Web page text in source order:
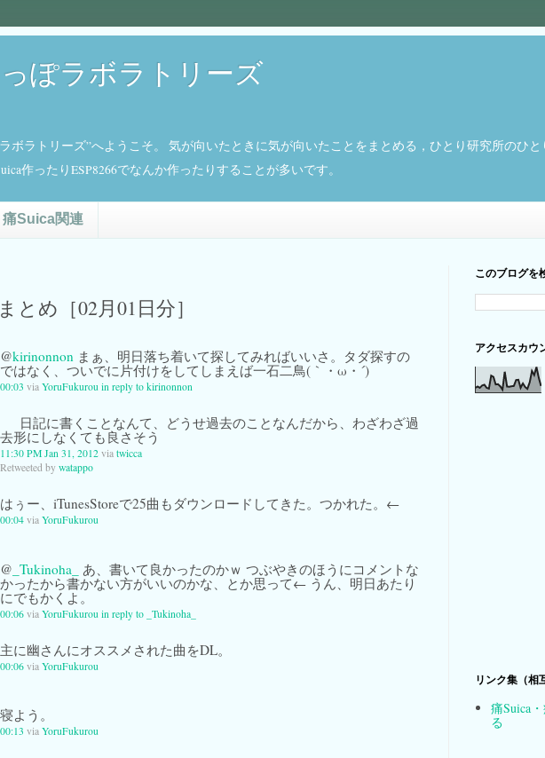
ぽラボラトリーズ
ボラトリーズ”へようこそ。 気が向いたときに気が向いたことをまとめる，ひとり研究所のひと
作ったりESP8266でなんか作ったりすることが多いです。
痛Suica関連
とめ［02月01日分］
@kirinonnon まぁ、明日落ち着いて探してみればいいさ。タダ探すの
ではなく、ついでに片付けをしてしまえば一石二鳥(｀・ω・´)
00:03 via YoruFukurou in reply to kirinonnon
日記に書くことなんて、どうせ過去のことなんだから、わざわざ過
去形にしなくても良さそう
11:30 PM Jan 31, 2012 via twicca
Retweeted by watappo
はぅー、iTunesStoreで25曲もダウンロードしてきた。つかれた。←
00:04 via YoruFukurou
@ _Tukinoha_
あ、書いて良かったのかｗ つぶやきのほうにコメントな
かったから書かない方がいいのかな、とか思って← うん、明日あたり
にでもかくよ。
00:06 via YoruFukurou in reply to _Tukinoha_
主に幽さんにオススメされた曲をDL。
00:06 via YoruFukurou
寝よう。
00:13 via YoruFukurou
このブログを
アクセスカウ
リンク集（相
痛Suica
る